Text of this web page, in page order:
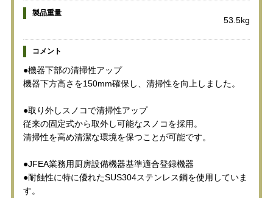
製品重量
53.5kg
コメント
●機器下部の清掃性アップ
機器下方高さを150mm確保し、清掃性を向上しました。
●取り外しスノコで清掃性アップ
従来の固定式から取外し可能なスノコを採用。
清掃性を高め清潔な環境を保つことが可能です。
●JFEA業務用厨房設備機器基準適合登録機器
●耐蝕性に特に優れたSUS304ステンレス鋼を使用していま
す。